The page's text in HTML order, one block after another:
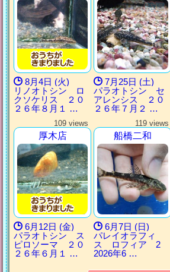
8月4日 (火)
リノオトシン ロ
クソケリス ２０
２６年８月１ …
7月25日 (土)
パラオトシン セ
アレンシス ２０
２６年７月２ …
109 views
厚木店
6月12日 (金)
パラオトシン ス
ピロソーマ ２０
２６年６月１ …
119 views
船橋二和
6月7日 (日)
パレイオラフィ
ス ロフィア 2
2026年6 …